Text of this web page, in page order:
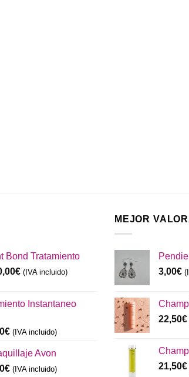
Bond Tratamiento
€El
es:
(IVA incluido)
Instantaneo
€El
actual
es:
(IVA incluido)
Avon
€El
(IVA incluido)
MEJOR
3,00€
22,50€
21,50€